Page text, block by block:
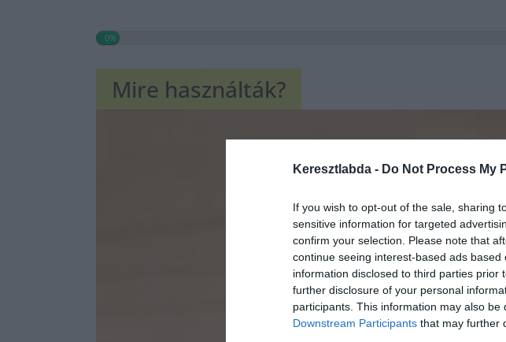
Keresztlabda - Do Not Process My
If you wish to opt-out of the sale, sharing
sensitive information for targeted
confirm your selection. Please note that
continue seeing interest-based ads
information disclosed to third parties
further disclosure of your personal
participants. This information may also
Downstream Participants that may further
0%
Mire használták?